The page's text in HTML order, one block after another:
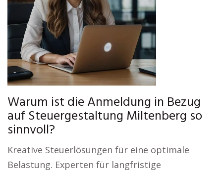
Warum ist die Anmeldung in Bezug
auf Steuergestaltung Miltenberg so
sinnvoll?
Kreative Steuerlösungen für eine optimale
Belastung. Experten für langfristige